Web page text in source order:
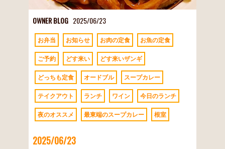
OWNER BLOG 2025/06/23
お弁当 お知らせ お肉の定食 お魚の定食
ご予約 どす来い どす来いザンギ
どっちも定食 オードブル スープカレー
テイクアウト ランチ ワイン 今日のランチ
夜のオススメ 最東端のスープカレー 根室
2025/06/23